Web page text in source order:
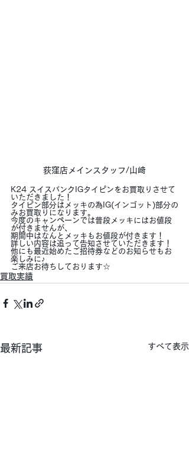
荻窪店メインスタッフ/山﨑
K24 スイスバンクIGタイピンをお買取りさせて
いただきました！
タイピン部分はメッキの為IG(インゴット)部分の
みお買取りになります。
今度のキャンペーンでは普段メッキにはお値段
が付きませんが、
期間中はなんとメッキもお値段が付きます！
詳しい内容は追って告知させていただきます！
他にも最近始めたご招待券などのお知らせもお
楽しみに♪
ご来店お待ちしております☆
買取実績
最新記事 すべて表示